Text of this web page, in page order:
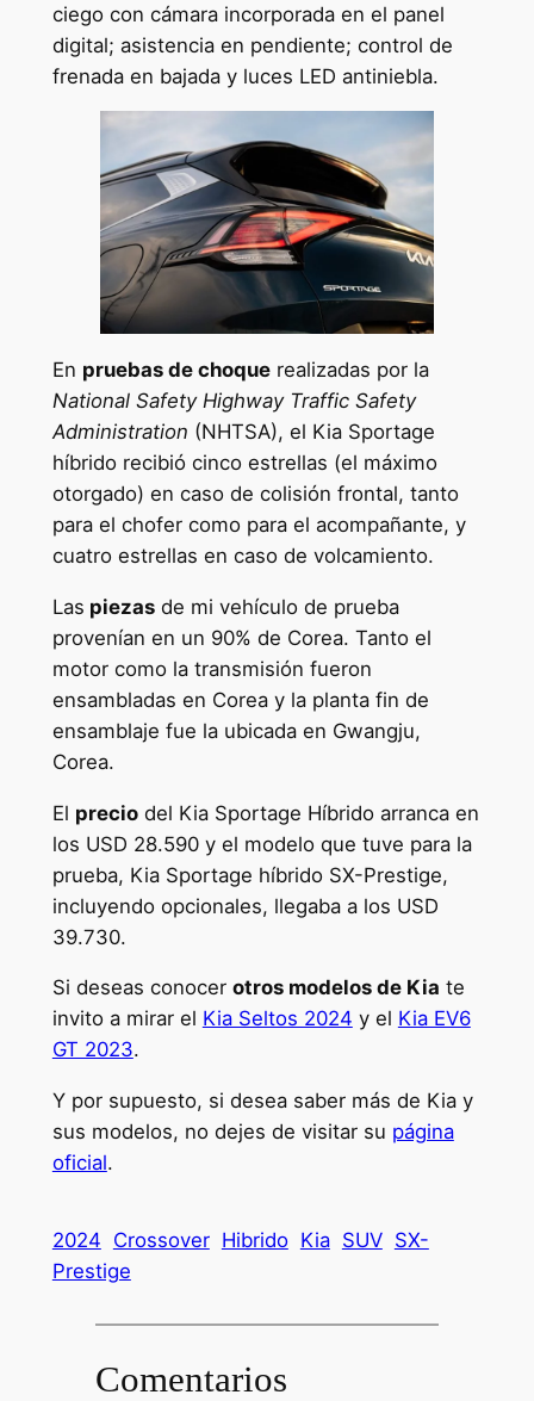
ciego con cámara incorporada en el panel
digital; asistencia en pendiente; control de
frenada en bajada y luces LED antiniebla.
En pruebas de choquerealizadas por la
National Safety Highway Traffic Safety
Administration (NHTSA), el Kia Sportage
híbrido recibió cinco estrellas (el máximo
otorgado) en caso de colisión frontal, tanto
para el chofer como para el acompañante, y
cuatro estrellas en caso de volcamiento.
Las piezasde mi vehículo de prueba
provenían en un 90% de Corea. Tanto el
motor como la transmisión fueron
ensambladas en Corea y la planta fin de
ensamblaje fue la ubicada en Gwangju,
Corea.
El preciodel Kia Sportage Híbrido arranca en
los USD 28.590 y el modelo que tuve para la
prueba, Kia Sportage híbrido SX-Prestige,
incluyendo opcionales, llegaba a los USD
39.730.
Si deseas conocer otros modelos de Kia te
invito a mirar el Kia Seltos 2024 y el Kia EV6
GT 2023.
Y por supuesto, si desea saber más de Kia y
sus modelos, no dejes de visitar su página
oficial.
2024 Crossover Hibrido Kia SUV SX-
Prestige
Comentarios